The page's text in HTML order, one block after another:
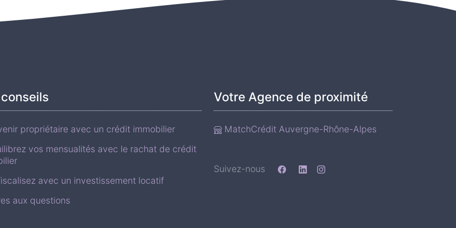
propriétaire avec un crédit immobilier
vos mensualités avec le rachat de crédit
avec un investissement locatif
aux questions
Votre Agence de proximité
MatchCrédit Auvergne-Rhône-Alpes
Suivez-nous